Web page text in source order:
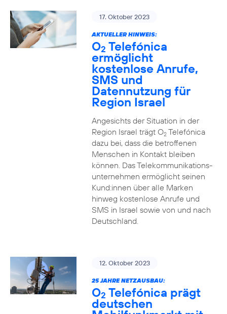
17. Oktober 2023
AKTUELLER HINWEIS:
O2 Telefónica
ermöglicht
kostenlose Anrufe,
SMS und
Datennutzung für
Region Israel
Angesichts der Situation in der
Region Israel trägt O2Telefónica
dazu bei, dass die betroffenen
Menschen in Kontakt bleiben
können. Das Telekommunikations­
unternehmen ermöglicht seinen
Kund:innen über alle Marken
hinweg kostenlose Anrufe und
SMS in Israel sowie von und nach
Deutschland.
12. Oktober 2023
25 JAHRE NETZAUSBAU:
O2 Telefónica prägt
deutschen